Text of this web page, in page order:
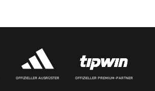
OFFIZIELLER AUSRÜSTER OFFIZIELLER PREMIUM-PARTNER